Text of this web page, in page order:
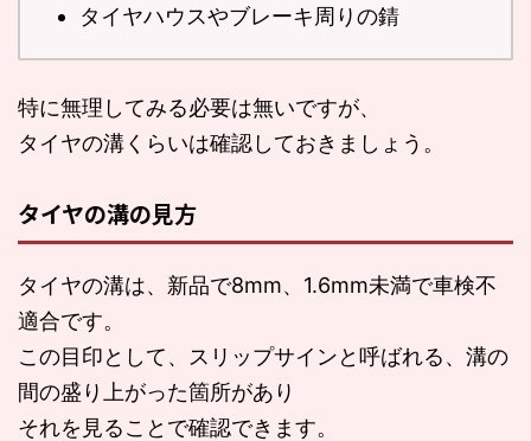
タイヤハウスやブレーキ周りの錆
特に無理してみる必要は無いですが、
タイヤの溝くらいは確認しておきましょう。
タイヤの溝の見方
タイヤの溝は、新品で8mm、1.6mm未満で車検不
適合です。
この目印として、スリップサインと呼ばれる、溝の
間の盛り上がった箇所があり
それを見ることで確認できます。